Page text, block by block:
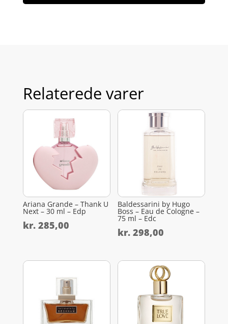
Relaterede varer
Ariana Grande – Thank U
Next – 30 ml – Edp
kr.285,00
Baldessarini by Hugo
Boss – Eau de Cologne –
75 ml – Edc
kr. 298,00